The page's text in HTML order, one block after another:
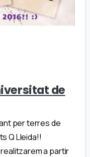
de
per terres de
Q Lleida!!
a partir